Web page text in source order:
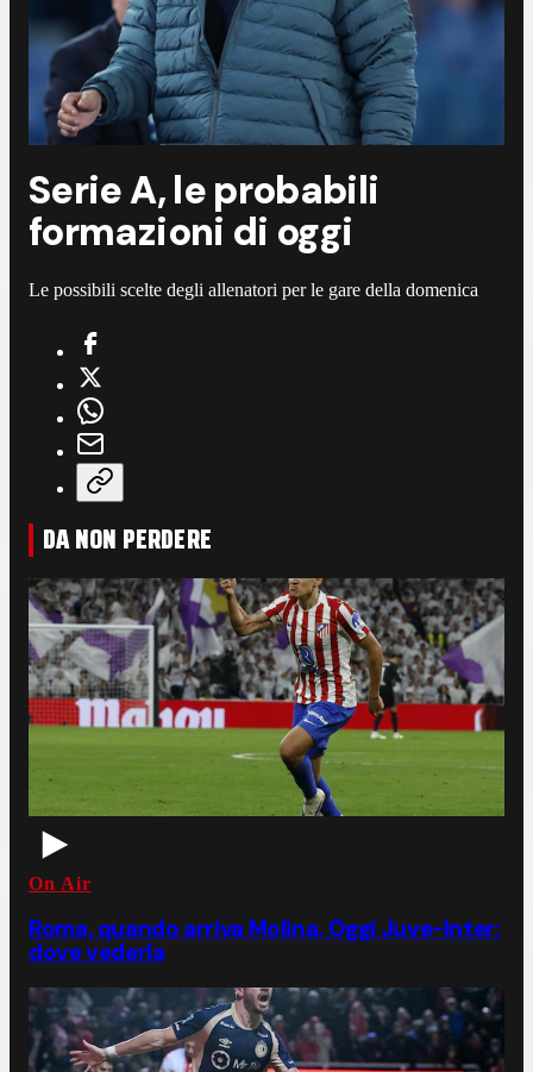
Serie A, le probabili
formazioni di oggi
Le possibili scelte degli allenatori per le gare della domenica
DA NON PERDERE
On Air
Roma, quando arriva Molina. Oggi Juve-Inter:
dove vederla